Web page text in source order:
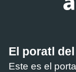
El poratl
Este es el